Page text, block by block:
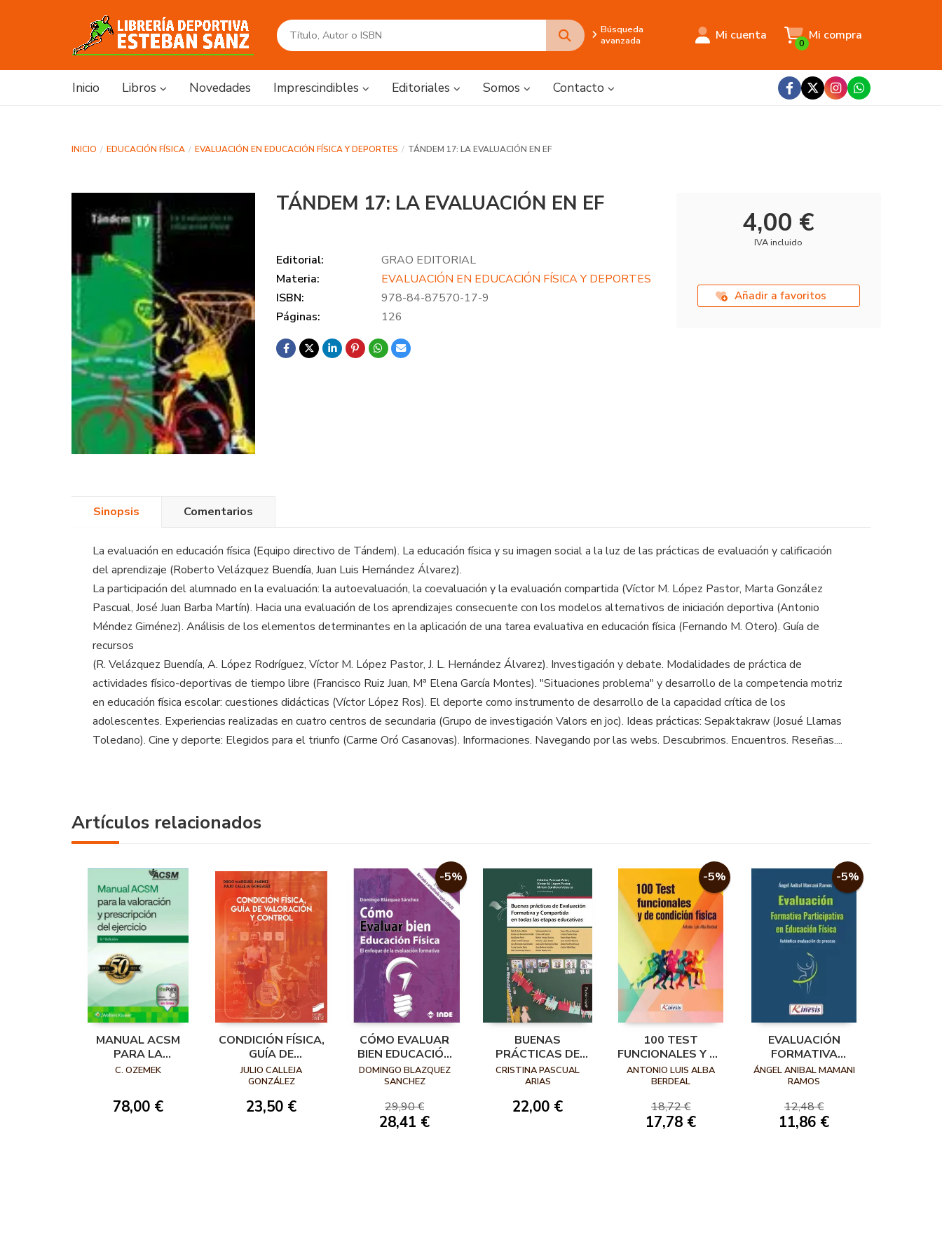
Búsqueda
avanzada
Mi cuenta Mi compra
0
Inicio Libros Novedades Imprescindibles Editoriales Somos Contacto
INICIO EDUCACIÓN FÍSICA EVALUACIÓN EN EDUCACIÓN FÍSICA Y DEPORTES TÁNDEM 17: LA EVALUACIÓN EN EF
TÁNDEM 17: LA EVALUACIÓN EN EF
Editorial:
GRAO EDITORIAL
Materia:
EVALUACIÓN EN EDUCACIÓN FÍSICA Y DEPORTES
ISBN:
978-84-87570-17-9
Páginas:
126
4,00 €
IVA incluido
Añadir a favoritos
Sinopsis Comentarios
La evaluación en educación física (Equipo directivo de Tándem). La educación física y su imagen social a la luz de las prácticas de evaluación y calificación
del aprendizaje (Roberto Velázquez Buendía, Juan Luis Hernández Álvarez).
La participación del alumnado en la evaluación: la autoevaluación, la coevaluación y la evaluación compartida (Víctor M. López Pastor, Marta González
Pascual, José Juan Barba Martín). Hacia una evaluación de los aprendizajes consecuente con los modelos alternativos de iniciación deportiva (Antonio
Méndez Giménez). Análisis de los elementos determinantes en la aplicación de una tarea evaluativa en educación física (Fernando M. Otero). Guía de
recursos
(R. Velázquez Buendía, A. López Rodríguez, Víctor M. López Pastor, J. L. Hernández Álvarez). Investigación y debate. Modalidades de práctica de
actividades físico-deportivas de tiempo libre (Francisco Ruiz Juan, Mª Elena García Montes). "Situaciones problema" y desarrollo de la competencia motriz
en educación física escolar: cuestiones didácticas (Víctor López Ros). El deporte como instrumento de desarrollo de la capacidad crítica de los
adolescentes. Experiencias realizadas en cuatro centros de secundaria (Grupo de investigación Valors en joc). Ideas prácticas: Sepaktakraw (Josué Llamas
Toledano). Cine y deporte: Elegidos para el triunfo (Carme Oró Casanovas). Informaciones. Navegando por las webs. Descubrimos. Encuentros. Reseñas....
Artículos relacionados
MANUAL ACSM
PARA LA
VALORACIÓN Y
EDICIÓN
C. OZEMEK
78,00 €
CONDICIÓN FÍSICA,
GUÍA DE
VALORACIÓN Y
CONTROL
JULIO CALLEJA
GONZÁLEZ
23,50 €
-5%
CÓMO EVALUAR
BIEN EDUCACIÓN
FÍSICA 2ª ED
DOMINGO BLAZQUEZ
SANCHEZ
29,90 €
28,41 €
BUENAS
PRÁCTICAS DE
EVALUACIÓN
FORMATIVA Y
TODAS LAS
CRISTINA PASCUAL
ARIAS
22,00 €
-5%
100 TEST
FUNCIONALES Y DE
CONDICIÓN FÍSICA
ANTONIO LUIS ALBA
BERDEAL
18,72 €
17,78 €
-5%
EVALUACIÓN
FORMATIVA
PARTICIPATIVA EN
EDUCACIÓN FÍSICA
ÁNGEL ANIBAL MAMANI
RAMOS
12,48 €
11,86 €